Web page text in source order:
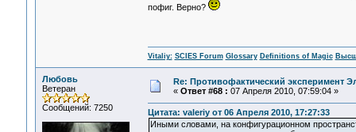
пофиг. Верно?
Vitaliy: SCIES Forum Glossary Definitions of Magic
Любовь
Ветеран
Сообщений: 7250
Re: Противофактический эксперимент
« Ответ #68 : 07 Апреля 2010, 07:59:04 »
Цитата: valeriy от 06 Апреля 2010, 17:27:33
Иными словами, на конфигурационном